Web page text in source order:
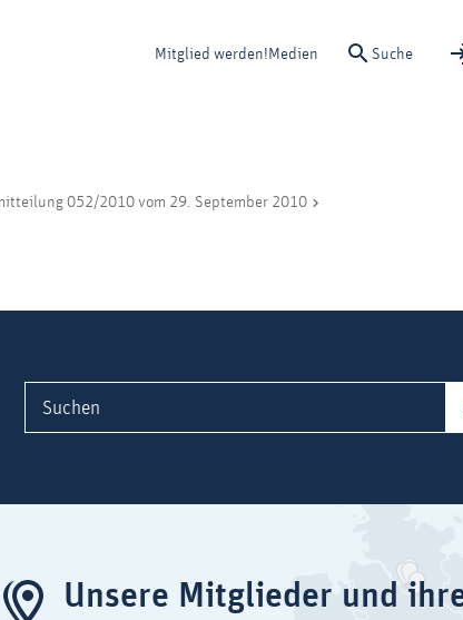
Mitglied werden! Medien Suche
052/2010 vom 29. September 2010
Suchen
Unsere Mitglieder und